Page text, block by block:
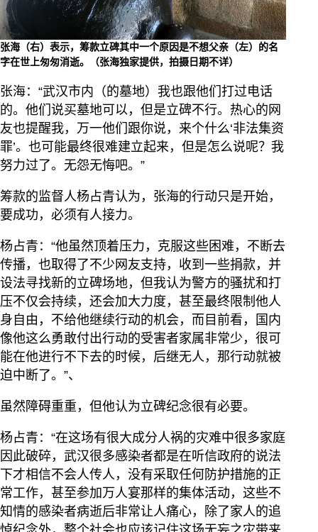
张海（右）表示，筹款立碑其中一个原因是不想父亲（左）的名
字在世上匆匆消逝。（张海独家提供，拍摄日期不详）
张海：“武汉市内（的墓地）我也跟他们打过电话
的。他们说买墓地可以，但是立碑不行。热心的网
友也提醒我，万一他们跟你说，来个什么‘非法集资
罪’。也可能最终很难建立起来，但是怎么说呢？我
努力过了。无怨无悔吧。”
筹款的监督人杨占青认为，张海的行动只是开始，
要成功，必须有人接力。
杨占青：“他虽然顶着压力，克服这些困难，不断去
传播，也取得了不少网友支持，收到一些捐款，并
设法寻找新的立碑场地，但我认为警方的骚扰和打
压不仅会持续，还会加大力度，甚至最终限制他人
身自由，不给他继续行动的机会，而目前看，国内
像他这么勇敢付出行动的受害者家属非常少，很可
能在他进行不下去的时候，后继无人，那行动就被
迫中断了。”、
虽然障碍重重，但他认为立碑纪念很有必要。
杨占青：“在这场有很大成分人祸的灾难中很多家庭
因此破碎，武汉很多感染者都是在听信政府的说法
下才相信不会人传人，没有采取任何防护措施的正
常工作，甚至参加万人宴那样的集体活动，这些不
知情的感染者病逝后非常让人痛心，除了家人的追